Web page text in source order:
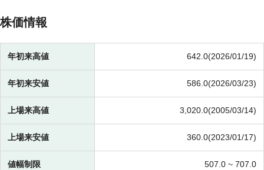
株価情報
年初来高値 642.0(2026/01/19)
年初来安値 586.0(2026/03/23)
上場来高値 3,020.0(2005/03/14)
上場来安値 360.0(2023/01/17)
値幅制限 507.0 ~ 707.0